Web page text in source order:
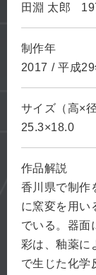
田淵 太郎
制作年
2017 / 平成
サイズ（高×
25.3×18.0
作品解説
香川県で制作
に窯変を用い
でいる。器面
彩は、釉薬に
で生じた化学